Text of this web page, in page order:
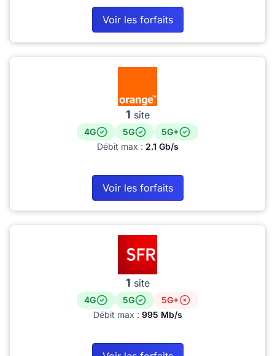
Voir les forfaits
1 site
4G 5G
5G+
Débit max : 2.1 Gb/s
Voir les forfaits
1 site
4G 5G
5G+
Débit max : 995 Mb/s